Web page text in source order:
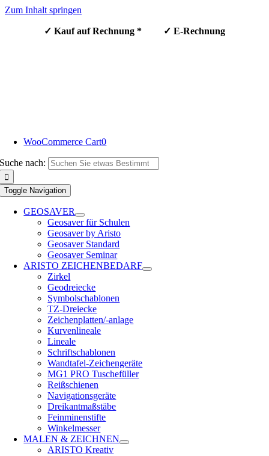
Zum Inhalt springen
✓ Kauf auf Rechnung * ✓ E-Rechnung
WooCommerce Cart0
Suche nach:
Toggle Navigation
GEOSAVER
Geosaver für Schulen
Geosaver by Aristo
Geosaver Standard
Geosaver Seminar
ARISTO ZEICHENBEDARF
Zirkel
Geodreiecke
Symbolschablonen
TZ-Dreiecke
Zeichenplatten/-anlage
Kurvenlineale
Lineale
Schriftschablonen
Wandtafel-Zeichengeräte
MG1 PRO Tuschefüller
Reißschienen
Navigationsgeräte
Dreikantmaßstäbe
Feinminenstifte
Winkelmesser
MALEN & ZEICHNEN
ARISTO Kreativ